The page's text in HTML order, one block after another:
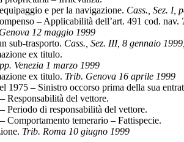
e per la navigazione. Cass., Sez. I,
– Applicabilità dell’art. 491 cod. nav.
12 maggio 1999
sub-trasporto. Cass., Sez. III, 8 gennaio
ex titulo.
Venezia 1 marzo 1999
ex titulo. Trib. Genova 16 aprile 1999
– Sinistro occorso prima della sua
Responsabilità del vettore.
Periodo di responsabilità del vettore.
temerario – Fattispecie.
Trib. Roma 10 giugno 1999